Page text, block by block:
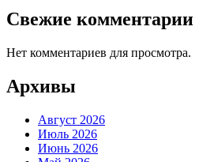
Свежие комментарии
Нет комментариев для просмотра.
Архивы
Август 2026
Июль 2026
Июнь 2026